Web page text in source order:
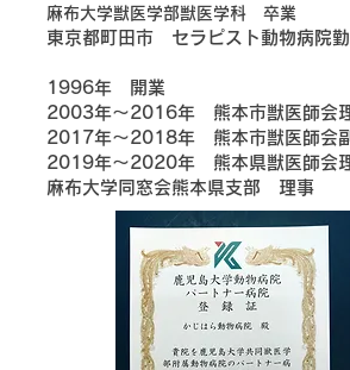
麻布大学獣医学部獣医学科 卒業
東京都町田市 セラピスト動物病院
1996年 開業
2003年～2016年 熊本市獣医師会
2017年～2018年 熊本市獣医師会
2019年～2020年 熊本県獣医師会
麻布大学同窓会熊本県支部 理事